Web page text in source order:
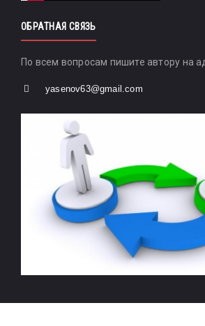
ОБРАТНАЯ СВЯЗЬ
По всем вопросам пишите автору на
yasenov63@gmail.com